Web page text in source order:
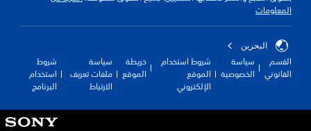
المعلومات
البحرين
القسم
القانوني
سياسة
الخصوصية
شروط استخدام
الموقع
الإلكتروني
خريطة
الموقع
سياسة
ملفات تعريف
الارتباط
شروط
استخدام
البرنامج